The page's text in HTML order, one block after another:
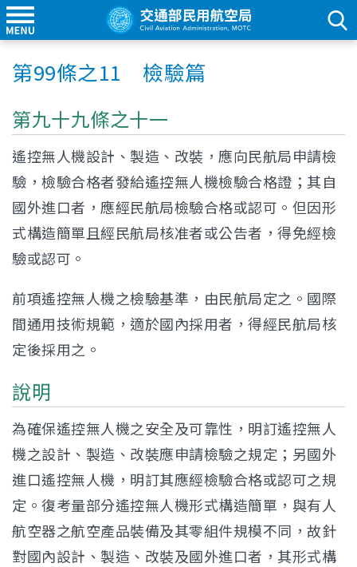
第99條之11 檢驗篇
第九十九條之十一
遙控無人機設計、製造、改裝，應向民航局申請檢
驗，檢驗合格者發給遙控無人機檢驗合格證；其自
國外進口者，應經民航局檢驗合格或認可。但因形
式構造簡單且經民航局核准者或公告者，得免經檢
驗或認可。
前項遙控無人機之檢驗基準，由民航局定之。國際
間通用技術規範，適於國內採用者，得經民航局核
定後採用之。
說明
為確保遙控無人機之安全及可靠性，明訂遙控無人
機之設計、製造、改裝應申請檢驗之規定；另國外
進口遙控無人機，明訂其應經檢驗合格或認可之規
定。復考量部分遙控無人機形式構造簡單，與有人
航空器之航空產品裝備及其零組件規模不同，故針
對國內設計、製造、改裝及國外進口者，其形式構